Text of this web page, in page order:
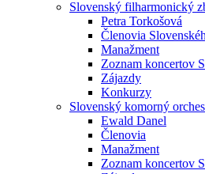
Slovenský filharmonický
Petra Torkošová
Členovia
Manažment
Zoznam koncertov
Zájazdy
Konkurzy
Slovenský komorný
Ewald Danel
Členovia
Manažment
Zoznam koncertov